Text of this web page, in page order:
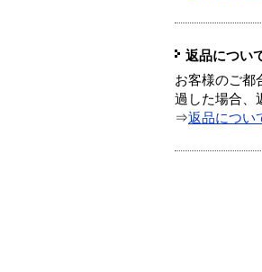
返品につい
お客様のご都
過した場合、
⇒返品につい